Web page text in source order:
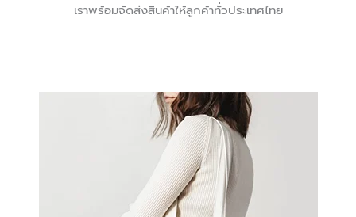
เราพร้อมจัดส่งสินค้าให้ลูกค้าทั่วประเทศไทย